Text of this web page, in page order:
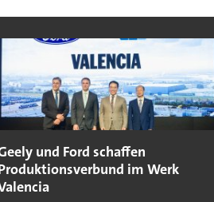
und Ford schaffen
im Werk